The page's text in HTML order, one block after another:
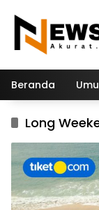
konten
Beranda
Long